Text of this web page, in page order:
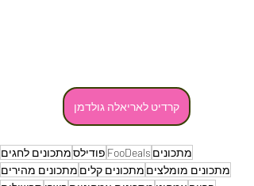
קרדיט לאריאלה גולדמן
מתכונים FooDeals פודילסמתכונים לחגים
מתכונים מומלצים מתכונים קלים מתכונים מהירים